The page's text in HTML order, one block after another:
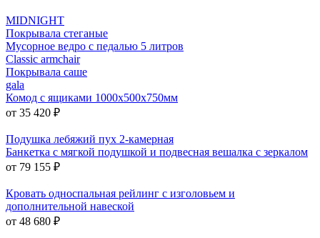
MIDNIGHT
Покрывала стеганые
Мусорное ведро с педалью 5 литров
Classic armchair
Покрывала саше
gala
Комод с ящиками 1000x500x750мм
от 35 420 ₽
Подушка лебяжий пух 2-камерная
Банкетка с мягкой подушкой и подвесная вешалка с зеркалом
от 79 155 ₽
Кровать односпальная рейлинг с изголовьем и
дополнительной навеской
от 48 680 ₽